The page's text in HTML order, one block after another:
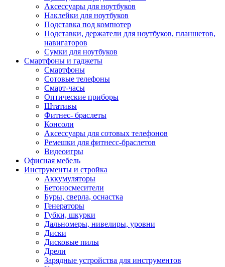
Аксессуары для ноутбуков
Наклейки для ноутбуков
Подставка под компютер
Подставки, держатели для ноутбуков, планшетов,
навигаторов
Сумки для ноутбуков
Смартфоны и гаджеты
Смартфоны
Сотовые телефоны
Смарт-часы
Оптические приборы
Штативы
Фитнес- браслеты
Консоли
Аксессуары для сотовых телефонов
Ремешки для фитнесс-браслетов
Видеоигры
Офисная мебель
Инструменты и стройка
Аккумуляторы
Бетоносмесители
Буры, сверла, оснастка
Генераторы
Губки, шкурки
Дальномеры, нивелиры, уровни
Диски
Дисковые пилы
Дрели
Зарядные устройства для инструментов